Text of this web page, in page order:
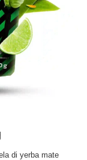
di yerba mate